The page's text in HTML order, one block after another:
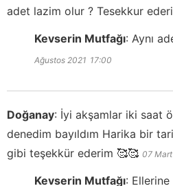
adet lazim olur ? Tesekkur
Kevserin Mutfağı: Aynı
Ağustos 2021 17:00
Doğanay: İyi akşamlar iki saat
denedim bayıldım Harika bir
gibi teşekkür ederim 🥰🥰 07
Kevserin Mutfağı: Ellerine